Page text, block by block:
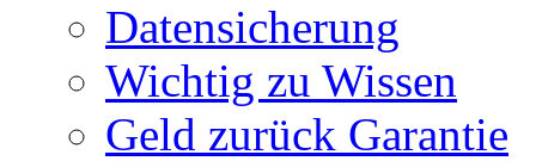
Datensicherung
Wichtig zu Wissen
Geld zurück Garantie